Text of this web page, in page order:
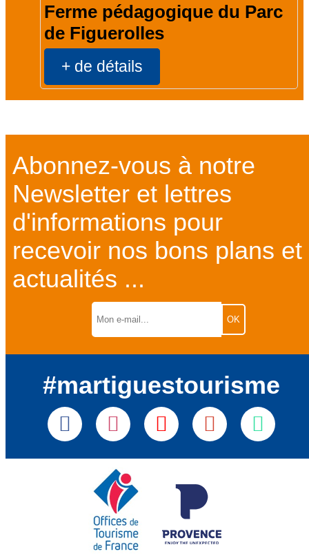
Ferme pédagogique du Parc
de Figuerolles
+ de détails
Abonnez-vous à notre
Newsletter et lettres
d'informations pour
recevoir nos bons plans et
actualités ...
#martiguestourisme